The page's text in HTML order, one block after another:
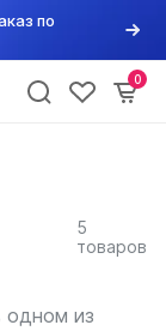
по
0
5
товаров
из